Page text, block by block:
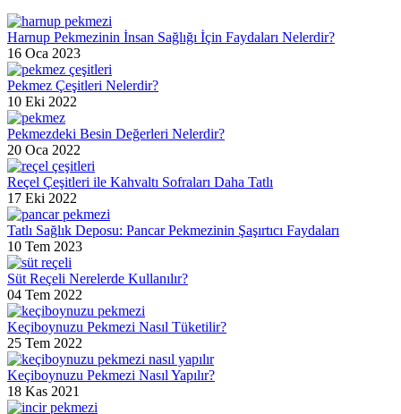
Harnup Pekmezinin İnsan Sağlığı İçin Faydaları Nelerdir?
16 Oca 2023
Pekmez Çeşitleri Nelerdir?
10 Eki 2022
Pekmezdeki Besin Değerleri Nelerdir?
20 Oca 2022
Reçel Çeşitleri ile Kahvaltı Sofraları Daha Tatlı
17 Eki 2022
Tatlı Sağlık Deposu: Pancar Pekmezinin Şaşırtıcı Faydaları
10 Tem 2023
Süt Reçeli Nerelerde Kullanılır?
04 Tem 2022
Keçiboynuzu Pekmezi Nasıl Tüketilir?
25 Tem 2022
Keçiboynuzu Pekmezi Nasıl Yapılır?
18 Kas 2021